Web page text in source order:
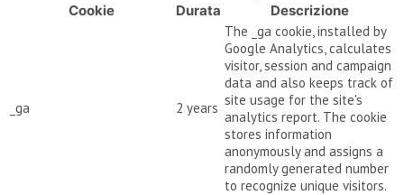
Cookie
Durata Descrizione
_ga 2 years
The _ga cookie, installed by
Google Analytics, calculates
visitor, session and campaign
data and also keeps track of
site usage for the site's
analytics report. The cookie
stores information
anonymously and assigns a
randomly generated number
to recognize unique visitors.